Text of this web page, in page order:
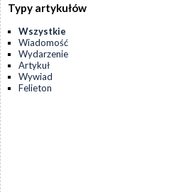
Typy artykułów
Wszystkie
Wiadomość
Wydarzenie
Artykuł
Wywiad
Felieton